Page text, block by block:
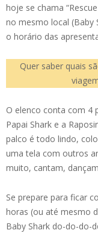
hoje se chama
no mesmo local (Baby
o horário das
Quer saber quais
O elenco conta com 4
Papai Shark e a
palco é todo lindo,
uma tela com outros
muito, cantam,
Se prepare para ficar
horas (ou até mesmo
Baby Shark do-do-do-